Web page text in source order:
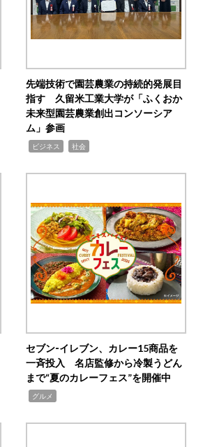
先端技術で園芸農業の持続的発展目
指す 久留米工業大学が「ふくおか
未来型園芸農業創出コンソーシア
ム」参画
ビジネス 社会
セブン‐イレブン、カレー15商品を
一斉投入 名店監修から冷製うどん
まで“夏のカレーフェス”を開催中
グルメ